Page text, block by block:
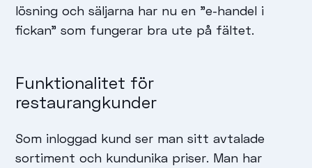
lösning och säljarna har nu en ”e-handel i
fickan” som fungerar bra ute på fältet.
Funktionalitet för
restaurangkunder
Som inloggad kund ser man sitt avtalade
sortiment och kundunika priser. Man har